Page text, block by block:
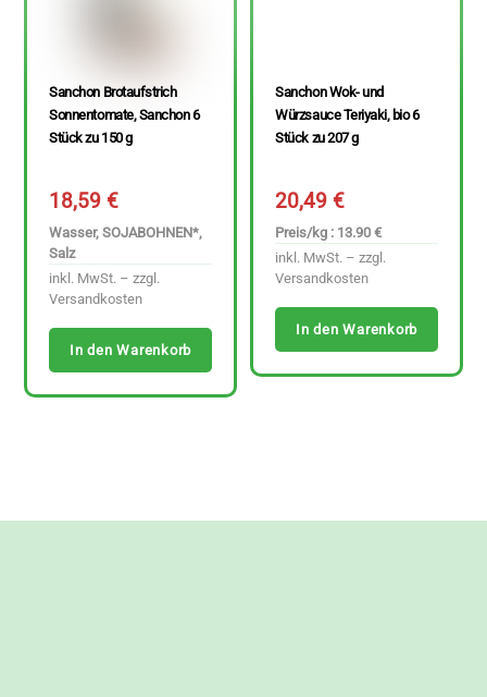
Sanchon Brotaufstrich
Sonnentomate, Sanchon 6
Stück zu 150 g
18,59€
Wasser, SOJABOHNEN*,
Salz
inkl. MwSt. – zzgl.
Versandkosten
In den Warenkorb
Sanchon Wok- und
Würzsauce Teriyaki, bio 6
Stück zu 207 g
20,49€
Preis/kg : 13.90 €
inkl. MwSt. – zzgl.
Versandkosten
In den Warenkorb